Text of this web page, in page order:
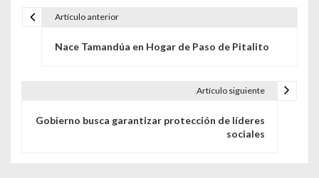
Artículo anterior
Nace Tamandúa en Hogar de Paso de Pitalito
Artículo siguiente
Gobierno busca garantizar protección de líderes
sociales